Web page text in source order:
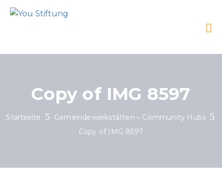
Copy of IMG 8597
Startseite
Gemeindewerkstätten – Community Hubs
Copy of IMG 8597